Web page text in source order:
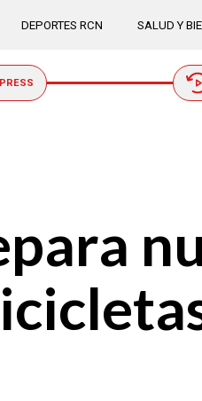
DEPORTES RCN SALUD Y